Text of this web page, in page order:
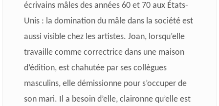
écrivains mâles des années 60 et 70 aux États-
Unis : la domination du mâle dans la société est
aussi visible chez les artistes. Joan, lorsqu’elle
travaille comme correctrice dans une maison
d’édition, est chahutée par ses collègues
masculins, elle démissionne pour s’occuper de
son mari. Il a besoin d’elle, claironne qu’elle est